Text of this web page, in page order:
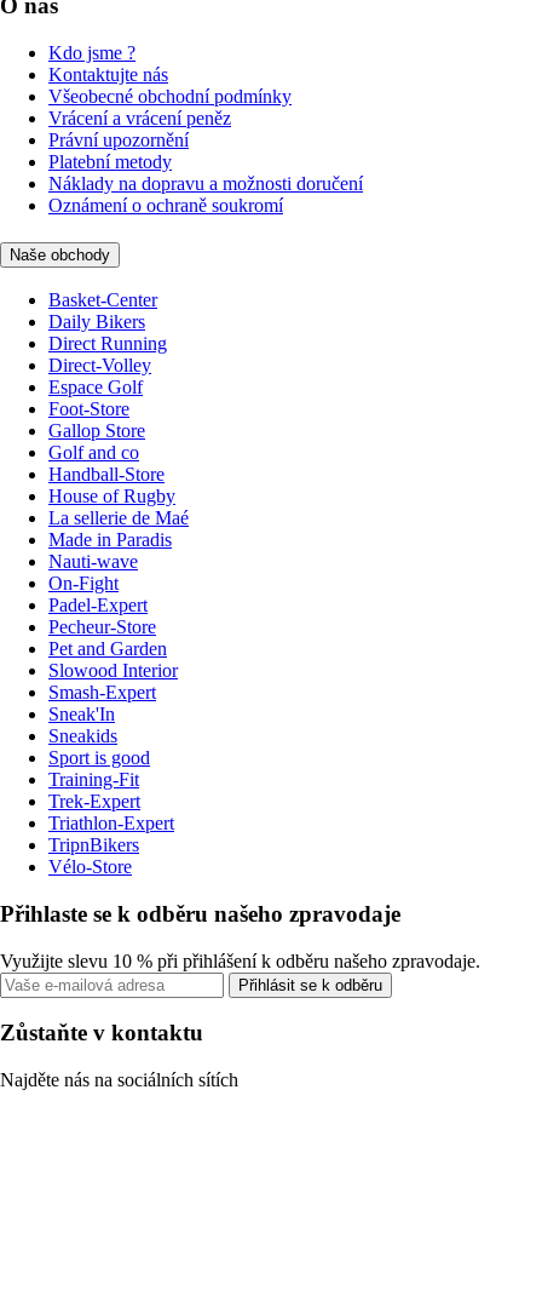
O nás
Kdo jsme ?
Kontaktujte nás
Všeobecné obchodní podmínky
Vrácení a vrácení peněz
Právní upozornění
Platební metody
Náklady na dopravu a možnosti doručení
Oznámení o ochraně soukromí
Naše obchody
Basket-Center
Daily Bikers
Direct Running
Direct-Volley
Espace Golf
Foot-Store
Gallop Store
Golf and co
Handball-Store
House of Rugby
La sellerie de Maé
Made in Paradis
Nauti-wave
On-Fight
Padel-Expert
Pecheur-Store
Pet and Garden
Slowood Interior
Smash-Expert
Sneak'In
Sneakids
Sport is good
Training-Fit
Trek-Expert
Triathlon-Expert
TripnBikers
Vélo-Store
Přihlaste se k odběru našeho zpravodaje
Využijte slevu 10 % při přihlášení k odběru našeho zpravodaje.
Přihlásit se k odběru
Zůstaňte v kontaktu
Najděte nás na sociálních sítích